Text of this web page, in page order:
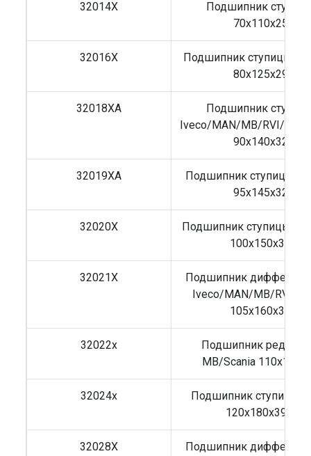
32014X
Подшипник
70x110x25
32016X
Подшипник ступицы
80x125x29
32018XA
Подшипник
Iveco/MAN/MB/RVI/
90x140x32
32019XA
Подшипник ступицы
95x145x32
32020X
Подшипник ступицы
100x150x32
32021X
Подшипник
Iveco/MAN/MB/RVI/
105x160x35
32022x
Подшипник
MB/Scania
32024x
Подшипник ступицы
120x180x39.9
32028X
Подшипник